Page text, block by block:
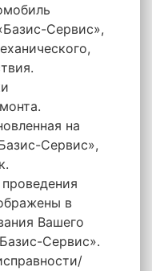
Сервис»,
на
Сервис»,
в
Вашего
Сервис».